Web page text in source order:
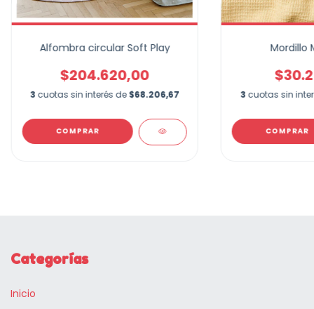
Alfombra circular Soft Play
$204.620,00
3 cuotas sin interés de$68.206,67
COMPRAR
Mordillo
3 cuotas sin
Categorías
Inicio